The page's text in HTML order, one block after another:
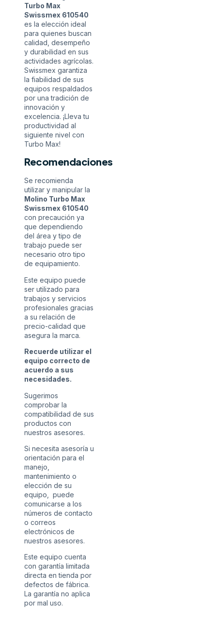
Turbo Max
Swissmex 610540
es la elección ideal
para quienes buscan
calidad, desempeño
y durabilidad en sus
actividades agrícolas.
Swissmex garantiza
la fiabilidad de sus
equipos respaldados
por una tradición de
innovación y
excelencia. ¡Lleva tu
productividad al
siguiente nivel con
Turbo Max!
Recomendaciones
Se recomienda
utilizar y manipular la
Molino Turbo Max
Swissmex 610540
con precaución ya
que dependiendo
del área y tipo de
trabajo puede ser
necesario otro tipo
de equipamiento.
Este equipo puede
ser utilizado para
trabajos y servicios
profesionales gracias
a su relación de
precio-calidad que
asegura la marca.
Recuerde utilizar el
equipo correcto de
acuerdo a sus
necesidades.
Sugerimos
comprobar la
compatibilidad de sus
productos con
nuestros asesores.
Si necesita asesoría u
orientación para el
manejo,
mantenimiento o
elección de su
equipo, puede
comunicarse a los
números de contacto
o correos
electrónicos de
nuestros asesores.
Este equipo cuenta
con garantía limitada
directa en tienda por
defectos de fábrica.
La garantía no aplica
por mal uso.